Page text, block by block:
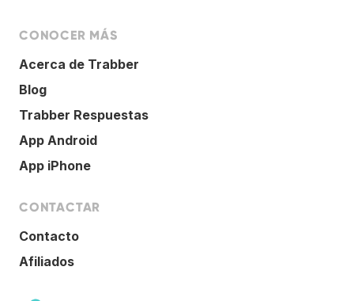
CONOCER MÁS
Acerca de Trabber
Blog
Trabber Respuestas
App Android
App iPhone
CONTACTAR
Contacto
Afiliados